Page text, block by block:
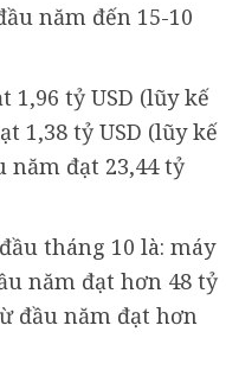
năm đến 15-10
tỷ USD (lũy kế
1,38 tỷ USD (lũy kế
năm đạt 23,44 tỷ
tháng 10 là: máy
năm đạt hơn 48 tỷ
đầu năm đạt hơn